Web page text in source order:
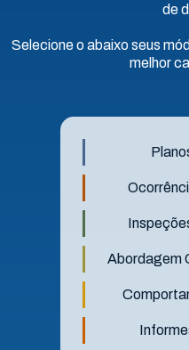
de
Selecione o abaixo seus
melhor
Abordagem